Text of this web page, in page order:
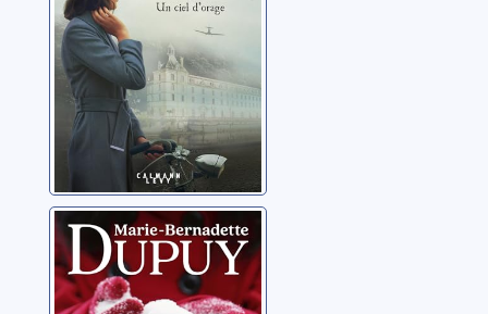
Les merveilles
de Noël
Dupuy, Marie-